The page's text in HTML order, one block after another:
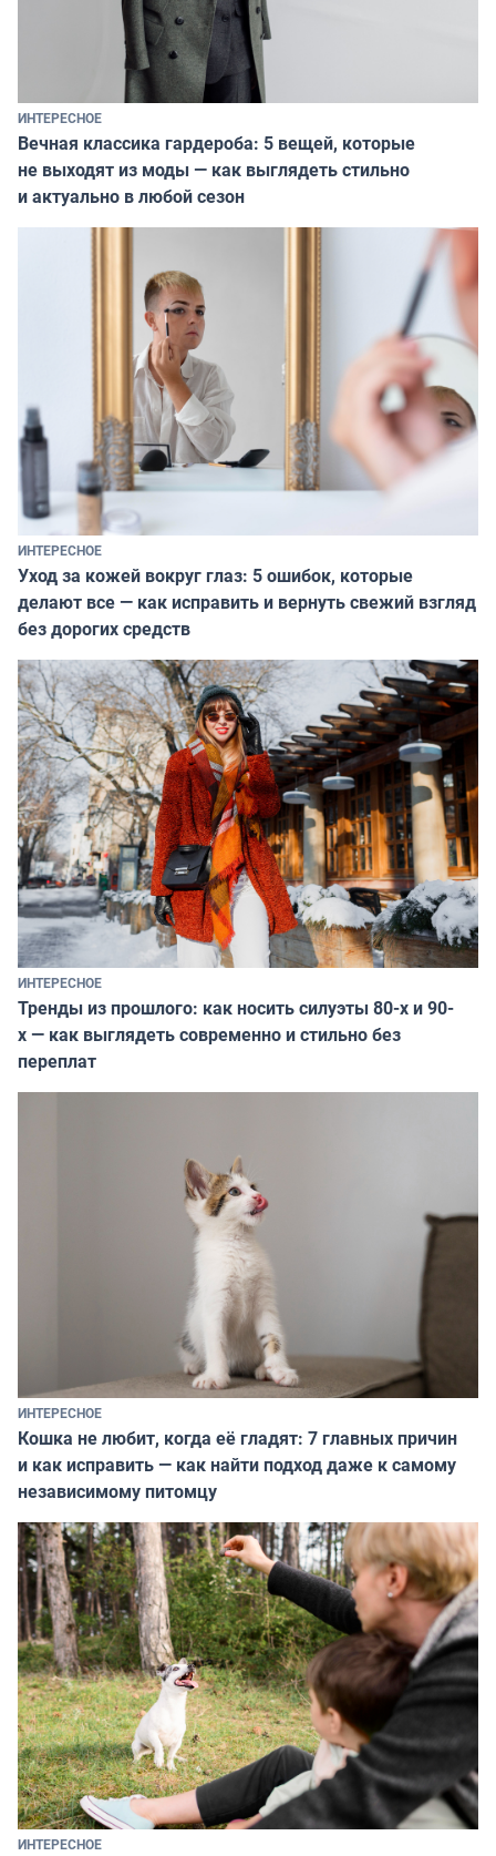
ИНТЕРЕСНОЕ
Вечная классика гардероба: 5 вещей, которые
не выходят из моды — как выглядеть стильно
и актуально в любой сезон
ИНТЕРЕСНОЕ
Уход за кожей вокруг глаз: 5 ошибок, которые
делают все — как исправить и вернуть свежий взгляд
без дорогих средств
ИНТЕРЕСНОЕ
Тренды из прошлого: как носить силуэты 80-х и 90-
х — как выглядеть современно и стильно без
переплат
ИНТЕРЕСНОЕ
Кошка не любит, когда её гладят: 7 главных причин
и как исправить — как найти подход даже к самому
независимому питомцу
ИНТЕРЕСНОЕ